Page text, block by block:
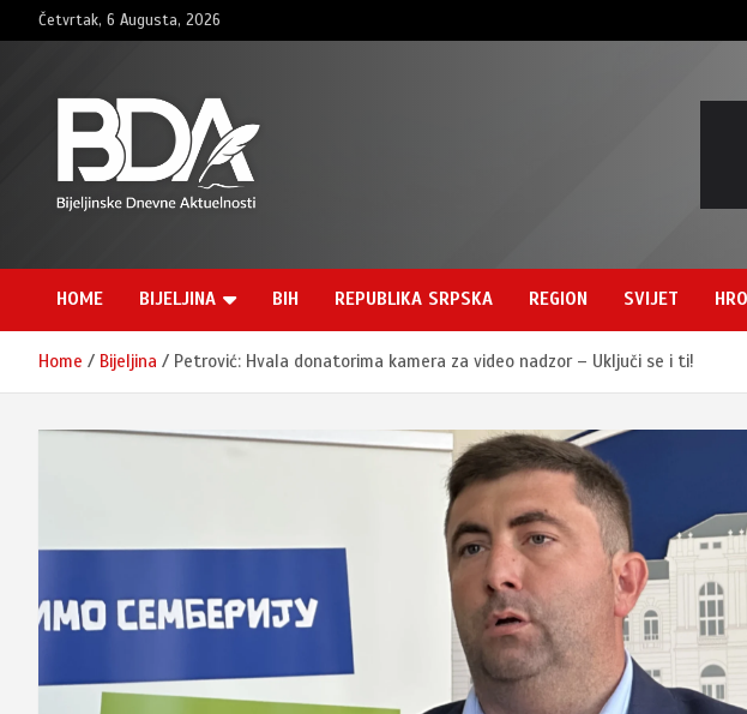
to
Četvrtak, 6 Augusta, 2026
BNDAN.com
HOME BIJELJINA BIH REPUBLIKA SRPSKA REGION SVIJET
Home Bijeljina Petrović: Hvala donatorima kamera za video nadzor – Uključi se i ti!